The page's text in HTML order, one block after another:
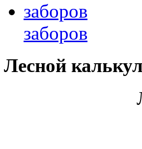
заборов
Лесной